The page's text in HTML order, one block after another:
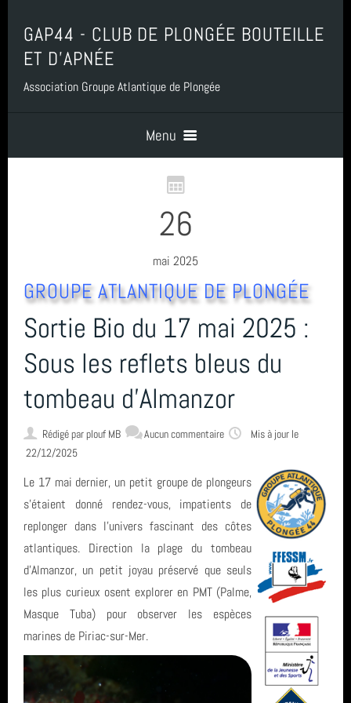
GAP44 - CLUB DE PLONGÉE BOUTEILLE
ET D'APNÉE
Association Groupe Atlantique de Plongée
Menu
Accueil
Contact
Boutique, Baptême, Billetterie et Adhésion
L'encadrement
Nous situer
Statuts, règlement intérieur, charte formation, ... ⚓
Calendrier
Horaire des marées
Espace privé GAP - Encadrants et Directeurs de plongée 🐠
Catégories
26
mai 2025
GROUPE ATLANTIQUE DE PLONGÉE
Sortie Bio du 17 mai 2025 :
Sous les reflets bleus du
tombeau d’Almanzor
Rédigé parplouf MB Aucun commentaire
Mis à jour le
22/12/2025
Le 17 mai dernier, un petit groupe de plongeurs
s’étaient donné rendez-vous, impatients de
replonger dans l’univers fascinant des côtes
atlantiques. Direction la plage du tombeau
d’Almanzor, un petit joyau préservé que seuls
les plus curieux osent explorer en PMT (Palme,
Masque Tuba) pour observer les espèces
marines de Piriac-sur-Mer.